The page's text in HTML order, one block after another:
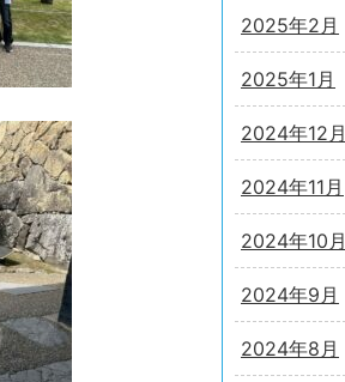
2025年2月
2025年1月
2024年12月
2024年11月
2024年10月
2024年9月
2024年8月